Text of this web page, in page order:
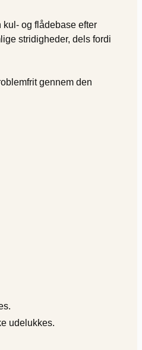
og flådebase efter
stridigheder, dels fordi
gennem den
udelukkes.